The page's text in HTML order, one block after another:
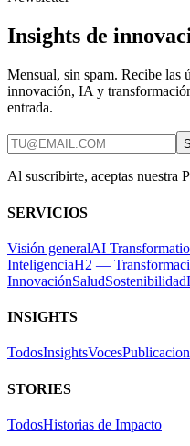
Insights de
Mensual, sin spam. Recibe las
innovación, IA y
entrada.
Al suscribirte, aceptas nuestra
SERVICIOS
Visión generalAI
InteligenciaH2 —
InnovaciónSaludSostenibilidad
INSIGHTS
TodosInsightsVoces
STORIES
TodosHistorias de Impacto